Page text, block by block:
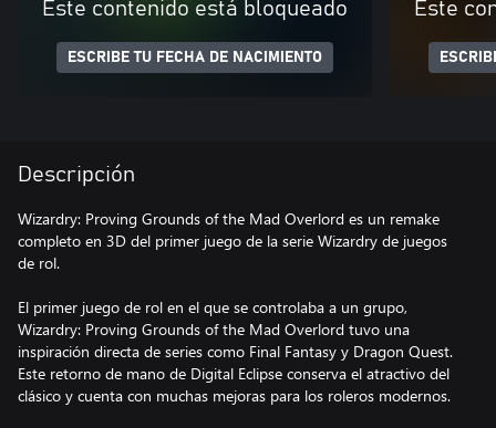
Este contenido está bloqueado
ESCRIBE TU FECHA DE NACIMIENTO
Este
Descripción
Wizardry: Proving Grounds of the Mad Overlord es un remake
completo en 3D del primer juego de la serie Wizardry de juegos
de rol.
El primer juego de rol en el que se controlaba a un grupo,
Wizardry: Proving Grounds of the Mad Overlord tuvo una
inspiración directa de series como Final Fantasy y Dragon Quest.
Este retorno de mano de Digital Eclipse conserva el atractivo del
clásico y cuenta con muchas mejoras para los roleros modernos.